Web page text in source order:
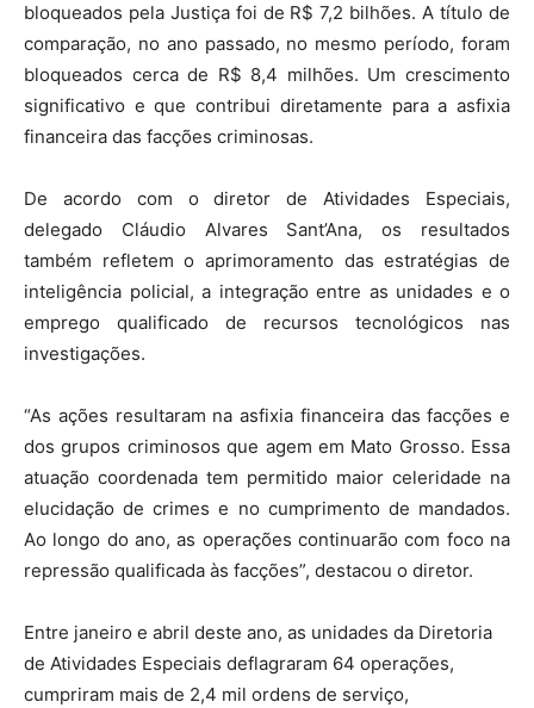
bloqueados pela Justiça foi de R$ 7,2 bilhões. A título de
comparação, no ano passado, no mesmo período, foram
bloqueados cerca de R$ 8,4 milhões. Um crescimento
significativo e que contribui diretamente para a asfixia
financeira das facções criminosas.
De acordo com o diretor de Atividades Especiais,
delegado Cláudio Alvares Sant’Ana, os resultados
também refletem o aprimoramento das estratégias de
inteligência policial, a integração entre as unidades e o
emprego qualificado de recursos tecnológicos nas
investigações.
“As ações resultaram na asfixia financeira das facções e
dos grupos criminosos que agem em Mato Grosso. Essa
atuação coordenada tem permitido maior celeridade na
elucidação de crimes e no cumprimento de mandados.
Ao longo do ano, as operações continuarão com foco na
repressão qualificada às facções”, destacou o diretor.
Entre janeiro e abril deste ano, as unidades da Diretoria
de Atividades Especiais deflagraram 64 operações,
cumpriram mais de 2,4 mil ordens de serviço,